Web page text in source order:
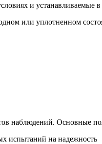
и
или уплотненном
наблюдений. Основные
испытаний на надежность